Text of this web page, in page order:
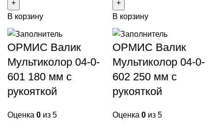
В корзину В корзину
ОРМИС Валик
Мультиколор 04-0-
601 180 мм с
рукояткой
Оценка 0 из 5
ОРМИС Валик
Мультиколор 04-0-
602 250 мм с
рукояткой
Оценка 0 из 5